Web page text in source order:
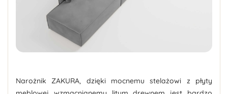
Narożnik ZAKURA, dzięki mocnemu stelażowi z płyty